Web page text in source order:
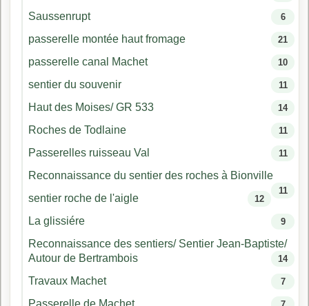
Saussenrupt 6
passerelle montée haut fromage 21
passerelle canal Machet 10
sentier du souvenir 11
Haut des Moises/ GR 533 14
Roches de Todlaine 11
Passerelles ruisseau Val 11
Reconnaissance du sentier des roches à Bionville
11
sentier roche de l'aigle 12
La glissiére 9
Reconnaissance des sentiers/ Sentier Jean-Baptiste/
Autour de Bertrambois
14
Travaux Machet 7
Passerelle de Machet